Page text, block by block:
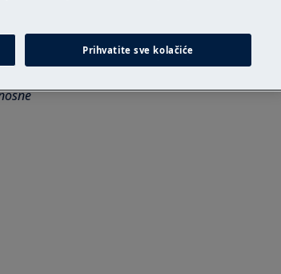
dvije
Prihvatite sve kolačiće